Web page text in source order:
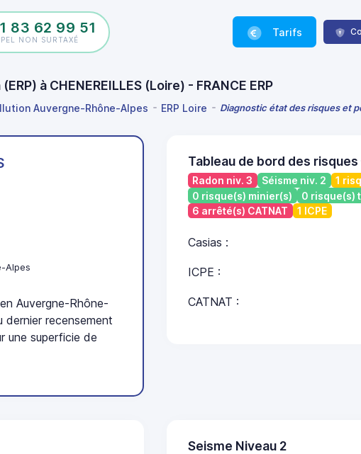
83 62 99 51
NON SURTAXÉ
Tarifs
à CHENEREILLES (Loire) - FRANCE ERP
Auvergne-Rhône-Alpes ERP Loire Diagnostic état des risques et
Alpes
Auvergne-Rhône-
recensement
une superficie de
Tableau de bord des risques
Radon niv. 3 Séisme niv. 2
1
0 risque(s) minier(s)
0 risque(s)
6 arrêté(s) CATNAT
1 ICPE
Casias :
ICPE :
CATNAT :
Seisme Niveau 2